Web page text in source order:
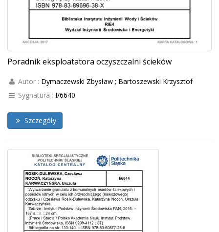
Poradnik eksploatatora oczyszczalni ścieków
Autor : Dymaczewski Zbysław ; Bartoszewski Krzysztof
Sygnatura : I/6640
Szczegóły